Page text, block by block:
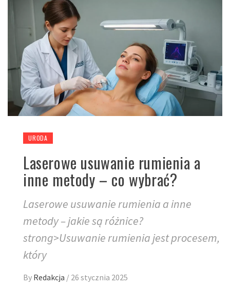
URODA
Laserowe usuwanie rumienia a
inne metody – co wybrać?
Laserowe usuwanie rumienia a inne
metody – jakie są różnice?
strong>Usuwanie rumienia jest procesem,
który
By Redakcja / 26 stycznia 2025